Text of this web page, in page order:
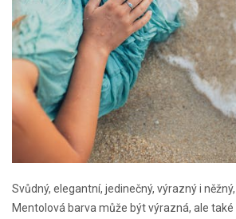
Svůdný, elegantní, jedinečný, výrazný i
Mentolová barva může být výrazná, ale také